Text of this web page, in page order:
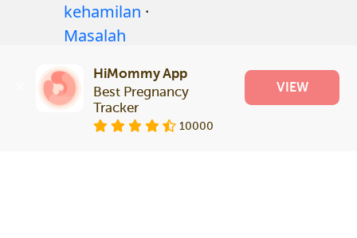
kehamilan ·
Masalah
Articles·
Kebijakan editorial
HiMommy App
Best Pregnancy
Tracker
10000
VIEW